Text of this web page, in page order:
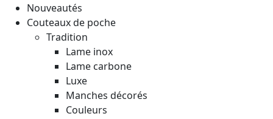
Nouveautés
Couteaux de poche
Tradition
Lame inox
Lame carbone
Luxe
Manches décorés
Couleurs